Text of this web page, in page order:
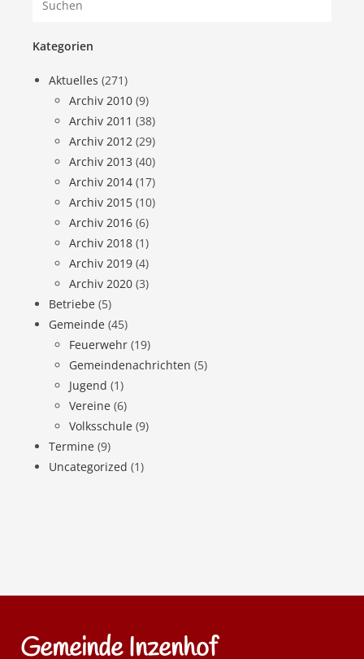
Kategorien
Aktuelles (271)
Archiv 2010 (9)
Archiv 2011 (38)
Archiv 2012 (29)
Archiv 2013 (40)
Archiv 2014 (17)
Archiv 2015 (10)
Archiv 2016 (6)
Archiv 2018 (1)
Archiv 2019 (4)
Archiv 2020 (3)
Betriebe (5)
Gemeinde (45)
Feuerwehr (19)
Gemeindenachrichten (5)
Jugend (1)
Vereine (6)
Volksschule (9)
Termine (9)
Uncategorized (1)
Gemeinde Inzenhof